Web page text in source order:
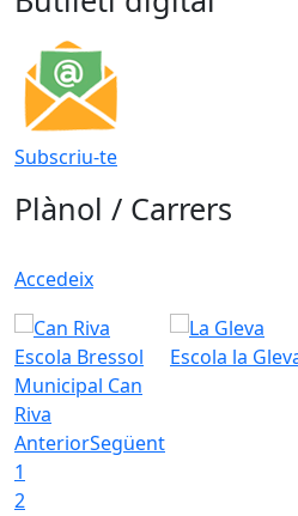
Subscriu-te
Plànol / Carrers
Accedeix
Escola Bressol
Municipal Can
Riva
Escola la
AnteriorSegüent
1
2